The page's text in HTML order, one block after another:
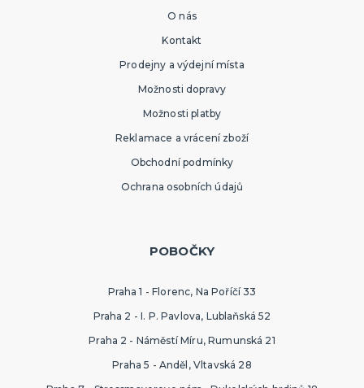
O nás
Kontakt
Prodejny a výdejní místa
Možnosti dopravy
Možnosti platby
Reklamace a vrácení zboží
Obchodní podmínky
Ochrana osobních údajů
POBOČKY
Praha 1 - Florenc, Na Poříčí 33
Praha 2 - I. P. Pavlova, Lublaňská 52
Praha 2 - Náměstí Míru, Rumunská 21
Praha 5 - Anděl, Vltavská 28